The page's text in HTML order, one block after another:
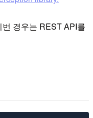
경우는 REST API를